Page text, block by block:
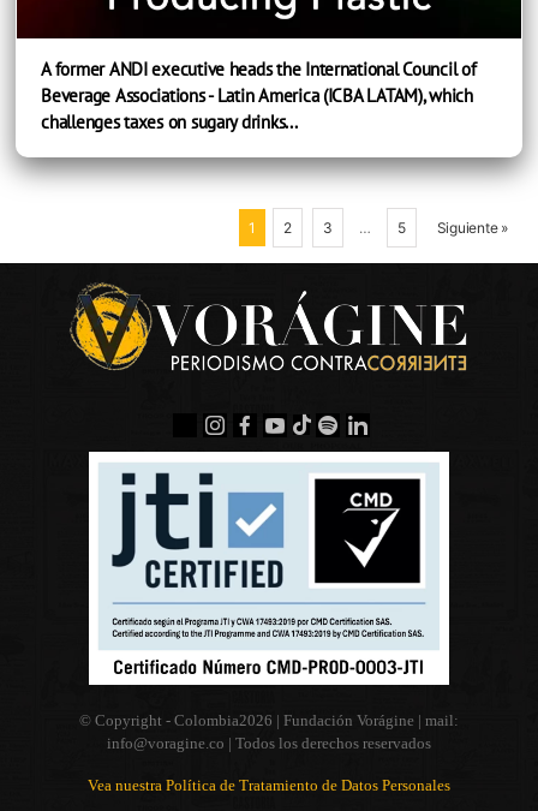
A former ANDI executive heads the International Council of
Beverage Associations - Latin America (ICBA LATAM), which
challenges taxes on sugary drinks...
1 2 3 … 5 Siguiente »
© Copyright - Colombia2026 | Fundación Vorágine | mail:
info@voragine.co | Todos los derechos reservados
Vea nuestra Política de Tratamiento de Datos Personales